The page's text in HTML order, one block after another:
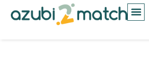
springen